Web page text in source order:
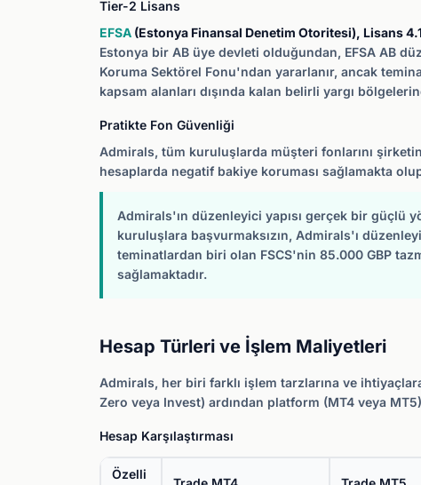
Tier-2 Lisans
EFSA (Estonya Finansal Denetim Otoritesi), Lisans
Estonya bir AB üye devleti olduğundan, EFSA AB
Koruma Sektörel Fonu'ndan yararlanır, ancak
kapsam alanları dışında kalan belirli yargı
Pratikte Fon Güvenliği
Admirals, tüm kuruluşlarda müşteri fonlarını
hesaplarda negatif bakiye koruması sağlamakta
Admirals'ın düzenleyici yapısı gerçek bir güçlü
kuruluşlara başvurmaksızın, Admirals'ı
teminatlardan biri olan FSCS'nin 85.000 GBP
sağlamaktadır.
Hesap Türleri ve İşlem Maliyetleri
Admirals, her biri farklı işlem tarzlarına ve
Zero veya Invest) ardından platform (MT4 veya
Hesap Karşılaştırması
Özelli